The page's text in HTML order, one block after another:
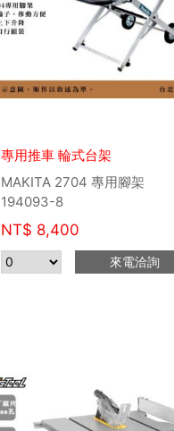
專用推車 輪式台架
MAKITA 2704 專用腳架
194093-8
NT$ 8,400
來電洽詢